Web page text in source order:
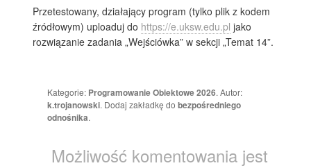
Przetestowany, działający program (tylko plik z kodem
źródłowym) uploaduj do https://e.uksw.edu.pl jako
rozwiązanie zadania „Wejściówka” w sekcji „Temat 14”.
Kategorie: Programowanie Obiektowe 2026. Autor:
k.trojanowski. Dodaj zakładkę do bezpośredniego
odnośnika.
Możliwość komentowania jest